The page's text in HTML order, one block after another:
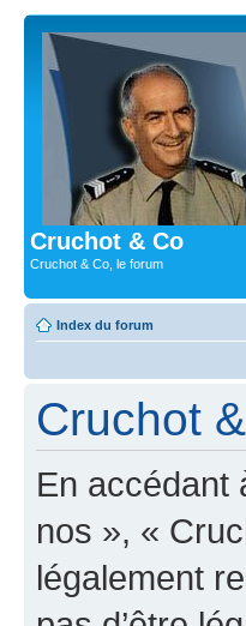
Cruchot & Co
Cruchot & Co, le forum
Index du forum
Cruchot
En accédant
nos », «
légalement